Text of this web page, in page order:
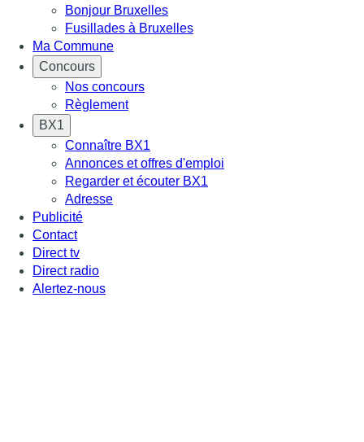
Bonjour Bruxelles
Fusillades à Bruxelles
Ma Commune
Concours
Nos concours
Règlement
BX1
Connaître BX1
Annonces et offres d'emploi
Regarder et écouter BX1
Adresse
Publicité
Contact
Direct tv
Direct radio
Alertez-nous